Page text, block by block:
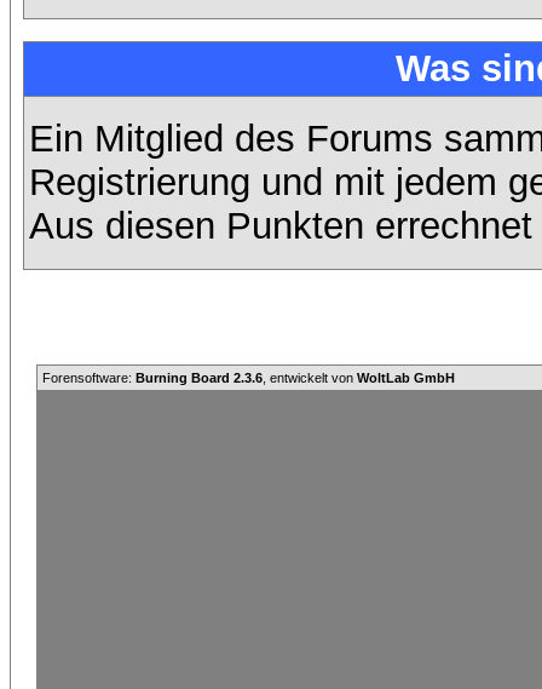
Was
Ein Mitglied des Forums
Registrierung und mit jedem
Aus diesen Punkten
Forensoftware: Burning Board 2.3.6 , entwickelt von WoltLab GmbH